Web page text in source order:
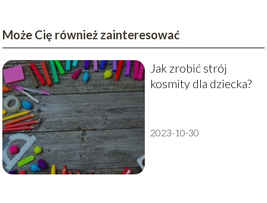
Może Cię również zainteresować
Jak zrobić strój
kosmity dla dziecka?
2023-10-30